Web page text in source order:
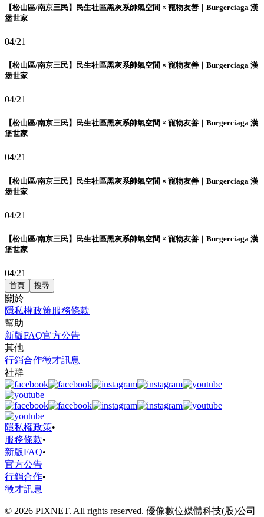
【松山區/南京三民】民生社區黑灰系帥氣空間 × 寵物友善｜Burgerciaga 漢
堡世家
04/21
【松山區/南京三民】民生社區黑灰系帥氣空間 × 寵物友善｜Burgerciaga 漢
堡世家
04/21
【松山區/南京三民】民生社區黑灰系帥氣空間 × 寵物友善｜Burgerciaga 漢
堡世家
04/21
【松山區/南京三民】民生社區黑灰系帥氣空間 × 寵物友善｜Burgerciaga 漢
堡世家
04/21
【松山區/南京三民】民生社區黑灰系帥氣空間 × 寵物友善｜Burgerciaga 漢
堡世家
04/21
首頁 搜尋
關於
隱私權政策服務條款
幫助
新版FAQ官方公告
其他
行銷合作徵才訊息
社群
隱私權政策•
服務條款•
新版FAQ•
官方公告
行銷合作•
徵才訊息
© 2026 PIXNET. All rights reserved. 優像數位媒體科技(股)公司